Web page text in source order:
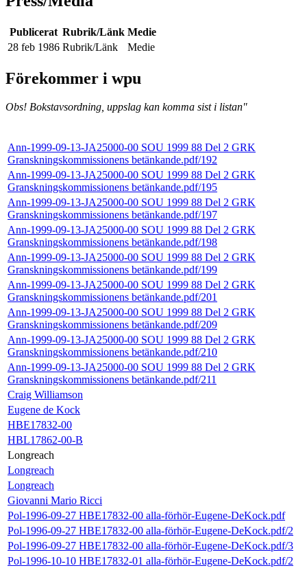
Publicerat Rubrik/Länk Medie
28 feb 1986 Rubrik/Länk Medie
Förekommer i wpu
Obs! Bokstavsordning, uppslag kan komma sist i listan"
Ann-1999-09-13-JA25000-00 SOU 1999 88 Del 2 GRK
Granskningskommissionens betänkande.pdf/192
Ann-1999-09-13-JA25000-00 SOU 1999 88 Del 2 GRK
Granskningskommissionens betänkande.pdf/195
Ann-1999-09-13-JA25000-00 SOU 1999 88 Del 2 GRK
Granskningskommissionens betänkande.pdf/197
Ann-1999-09-13-JA25000-00 SOU 1999 88 Del 2 GRK
Granskningskommissionens betänkande.pdf/198
Ann-1999-09-13-JA25000-00 SOU 1999 88 Del 2 GRK
Granskningskommissionens betänkande.pdf/199
Ann-1999-09-13-JA25000-00 SOU 1999 88 Del 2 GRK
Granskningskommissionens betänkande.pdf/201
Ann-1999-09-13-JA25000-00 SOU 1999 88 Del 2 GRK
Granskningskommissionens betänkande.pdf/209
Ann-1999-09-13-JA25000-00 SOU 1999 88 Del 2 GRK
Granskningskommissionens betänkande.pdf/210
Ann-1999-09-13-JA25000-00 SOU 1999 88 Del 2 GRK
Granskningskommissionens betänkande.pdf/211
Craig Williamson
Eugene de Kock
HBE17832-00
HBL17862-00-B
Longreach
Longreach
Longreach
Giovanni Mario Ricci
Pol-1996-09-27 HBE17832-00 alla-förhör-Eugene-DeKock.pdf
Pol-1996-09-27 HBE17832-00 alla-förhör-Eugene-DeKock.pdf/2
Pol-1996-09-27 HBE17832-00 alla-förhör-Eugene-DeKock.pdf/3
Pol-1996-10-10 HBE17832-01 alla-förhör-Eugene-DeKock.pdf/2